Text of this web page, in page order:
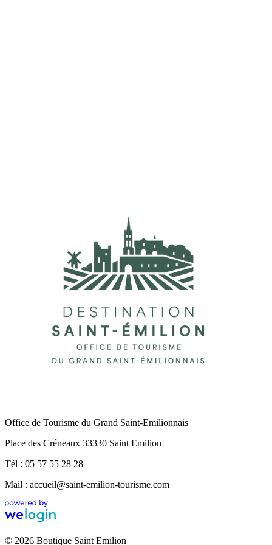
Office de Tourisme du Grand Saint-Emilionnais
Place des Créneaux 33330 Saint Emilion
Tél : 05 57 55 28 28
Mail : accueil@saint-emilion-tourisme.com
© 2026 Boutique Saint Emilion